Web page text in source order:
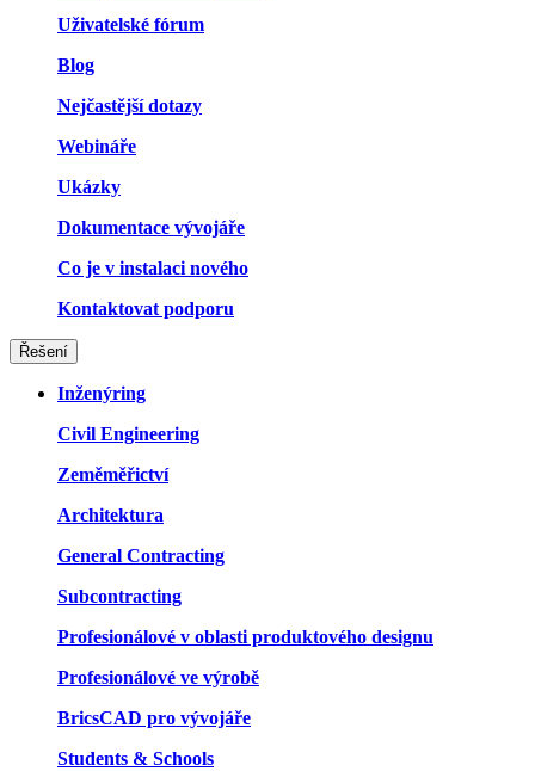
Uživatelské fórum
Blog
Nejčastější dotazy
Webináře
Ukázky
Dokumentace vývojáře
Co je v instalaci nového
Kontaktovat podporu
Řešení
Inženýring
Civil Engineering
Zeměměřictví
Architektura
General Contracting
Subcontracting
Profesionálové v oblasti produktového designu
Profesionálové ve výrobě
BricsCAD pro vývojáře
Students & Schools